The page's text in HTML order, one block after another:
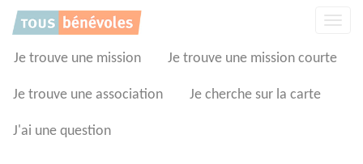
Je trouve une mission Je trouve une mission courte
Je trouve une association Je cherche sur la carte
J'ai une question
Panneau de gestion des cookies